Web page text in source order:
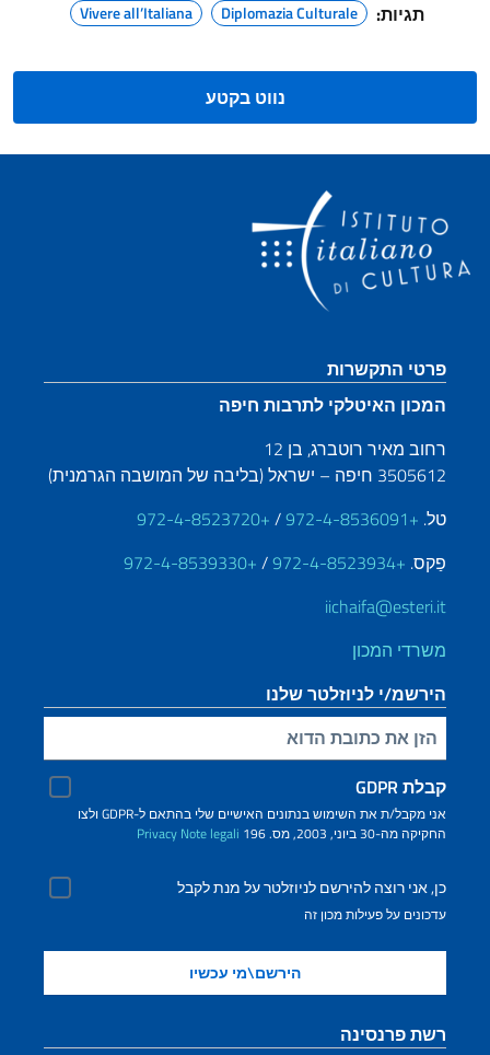
Diplomazia Culturale
Vivere all’Italiana
נווט בקטע
כותרת תחתונה
התקשרות
האיטלקי לתרבות חיפה
מאיר רוטברג, בן 12
ישראל (בליבה של המושבה הגרמנית)
/
+972-4-8523720
/
+972-4-8539330
המכון
י לניוזלטר שלנו
אני מקבל/ת את השימוש בנתונים האישיים שלי בהתאם ל-GDPR ולצו
30 ביוני, 2003, מס. 196
Privacy Note legali
אני רוצה להירשם לניוזלטר על מנת לקבל
על פעילות מכון זה
פרנסינה